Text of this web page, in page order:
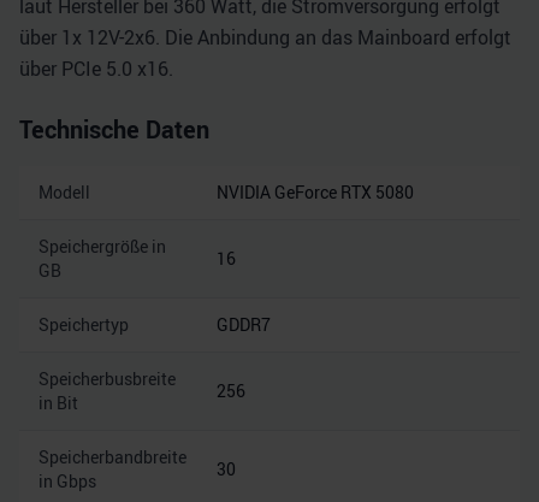
laut Hersteller bei 360 Watt, die Stromversorgung erfolgt
über 1x 12V-2x6. Die Anbindung an das Mainboard erfolgt
über PCIe 5.0 x16.
Technische Daten
Modell NVIDIA GeForce RTX 5080
Speichergröße in
GB
16
Speichertyp GDDR7
Speicherbusbreite
in Bit
256
Speicherbandbreite
in Gbps
30